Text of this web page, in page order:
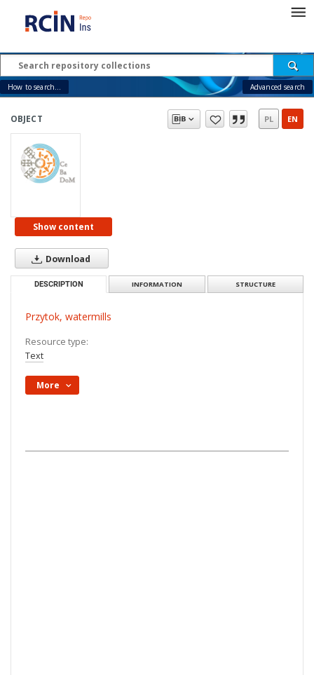
How to search... Advanced search
OBJECT PL EN
Show content
Download
DESCRIPTION INFORMATION STRUCTURE
Przytok, watermills
Resource type:
Text
More